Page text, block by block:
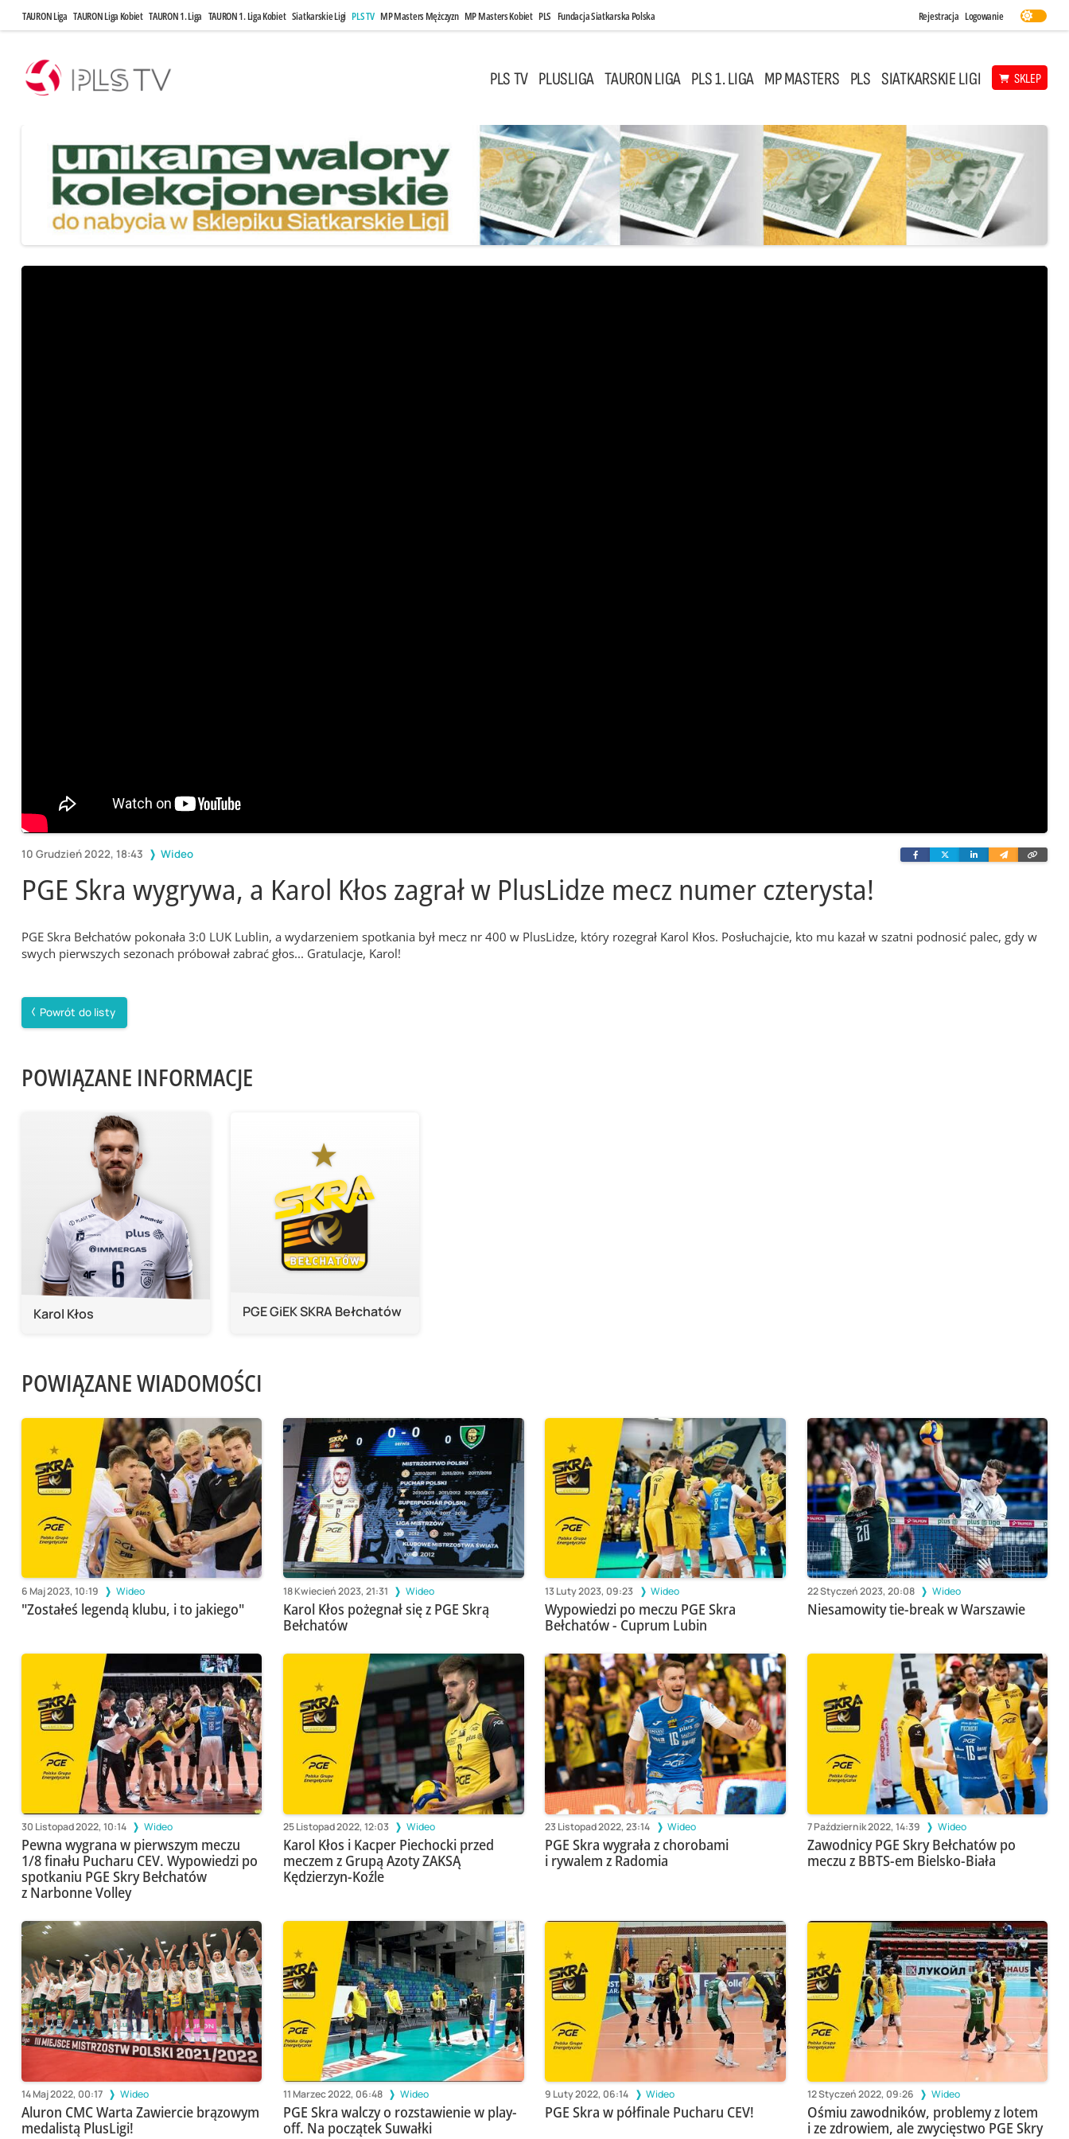
TAURON Liga TAURON Liga Kobiet TAURON 1. Liga TAURON 1. Liga Kobiet Siatkarskie Ligi PLS TV MP Masters Mężczyzn MP Masters Kobiet PLS Fundacja Siatkarska Polska Rejestracja Logowanie
PLS TV PLUSLIGA TAURON LIGA PLS 1. LIGA MP MASTERS PLS SIATKARSKIE LIGI SKLEP
10 Grudzień 2022, 18:43 Wideo FacebookTwitterLinkedinWyślij
e-
link
PGE Skra wygrywa, a Karol Kłos zagrał w PlusLidze mecz numer czterysta!
PGE Skra Bełchatów pokonała 3:0 LUK Lublin, a wydarzeniem spotkania był mecz nr 400 w PlusLidze, który rozegrał Karol Kłos. Posłuchajcie, kto mu kazał w szatni podnosić palec, gdy w
swych pierwszych sezonach próbował zabrać głos... Gratulacje, Karol!
Powrót do listy
POWIĄZANE INFORMACJE
Karol Kłos PGE GiEK SKRA Bełchatów
POWIĄZANE WIADOMOŚCI
6 Maj 2023, 10:19 Wideo
"Zostałeś legendą klubu, i to jakiego"
18 Kwiecień 2023, 21:31 Wideo
Karol Kłos pożegnał się z PGE Skrą
Bełchatów
13 Luty 2023, 09:23 Wideo
Wypowiedzi po meczu PGE Skra
Bełchatów - Cuprum Lubin
22 Styczeń 2023, 20:08 Wideo
Niesamowity tie-break w Warszawie
30 Listopad 2022, 10:14 Wideo
Pewna wygrana w pierwszym meczu
1/8 finału Pucharu CEV. Wypowiedzi po
spotkaniu PGE Skry Bełchatów
z Narbonne Volley
25 Listopad 2022, 12:03 Wideo
Karol Kłos i Kacper Piechocki przed
meczem z Grupą Azoty ZAKSĄ
Kędzierzyn-Koźle
23 Listopad 2022, 23:14 Wideo
PGE Skra wygrała z chorobami
i rywalem z Radomia
7 Październik 2022, 14:39 Wideo
Zawodnicy PGE Skry Bełchatów po
meczu z BBTS-em Bielsko-Biała
14 Maj 2022, 00:17 Wideo
Aluron CMC Warta Zawiercie brązowym
medalistą PlusLigi!
11 Marzec 2022, 06:48 Wideo
PGE Skra walczy o rozstawienie w play-
off. Na początek Suwałki
9 Luty 2022, 06:14 Wideo
PGE Skra w półfinale Pucharu CEV!
12 Styczeń 2022, 09:26 Wideo
Ośmiu zawodników, problemy z lotem
i ze zdrowiem, ale zwycięstwo PGE Skry